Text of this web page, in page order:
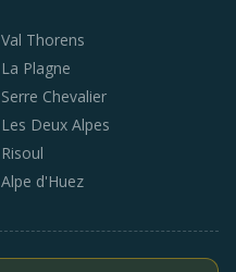
Val Thorens
La Plagne
Serre Chevalier
Les Deux Alpes
Risoul
Alpe d'Huez